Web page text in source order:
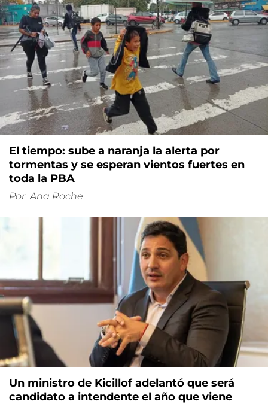
El tiempo: sube a naranja la alerta por
tormentas y se esperan vientos fuertes en
toda la PBA
Por Ana Roche
Un ministro de Kicillof adelantó que será
candidato a intendente el año que viene